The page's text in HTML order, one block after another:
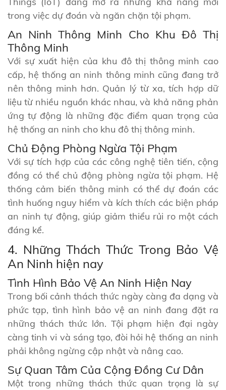
trong việc dự đoán và ngăn chặn tội phạm.
An Ninh Thông Minh Cho Khu Đô Thị
Thông Minh
Với sự xuất hiện của khu đô thị thông minh cao
cấp, hệ thống an ninh thông minh cũng đang trở
nên thông minh hơn. Quản lý từ xa, tích hợp dữ
liệu từ nhiều nguồn khác nhau, và khả năng phản
ứng tự động là những đặc điểm quan trọng của
hệ thống an ninh cho khu đô thị thông minh.
Chủ Động Phòng Ngừa Tội Phạm
Với sự tích hợp của các công nghệ tiên tiến, cộng
đồng có thể chủ động phòng ngừa tội phạm. Hệ
thống cảm biến thông minh có thể dự đoán các
tình huống nguy hiểm và kích thích các biện pháp
an ninh tự động, giúp giảm thiểu rủi ro một cách
đáng kể.
4. Những Thách Thức Trong Bảo Vệ
An Ninh hiện nay
Tình Hình Bảo Vệ An Ninh Hiện Nay
Trong bối cảnh thách thức ngày càng đa dạng và
phức tạp, tình hình bảo vệ an ninh đang đặt ra
những thách thức lớn. Tội phạm hiện đại ngày
càng tinh vi và sáng tạo, đòi hỏi hệ thống an ninh
phải không ngừng cập nhật và nâng cao.
Sự Quan Tâm Của Cộng Đồng Cư Dân
Một trong những thách thức quan trọng là sự